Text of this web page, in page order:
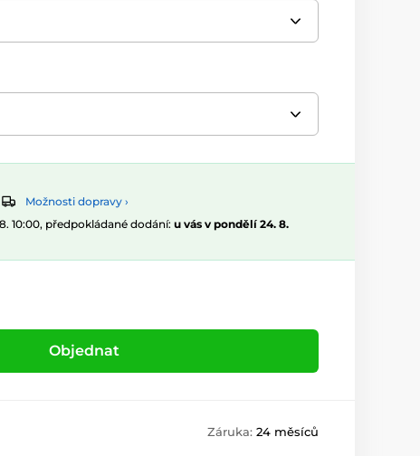
Možnosti dopravy ›
10:00, předpokládané dodání: u vás v pondělí 24. 8.
Objednat
Záruka: 24 měsíců